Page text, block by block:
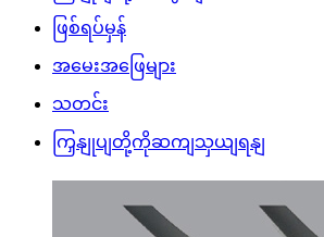
ဖြစ်ရပ်မှန်
အမေးအဖြေများ
သတင်း
ကြှနျုပျတို့ကိုဆကျသှယျရနျ